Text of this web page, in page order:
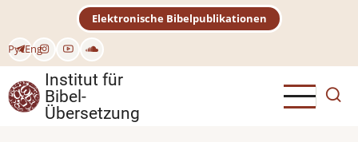
Inhalt
РусEng
Elektronische Bibelpublikationen
Institut für
Bibel-
Übersetzung